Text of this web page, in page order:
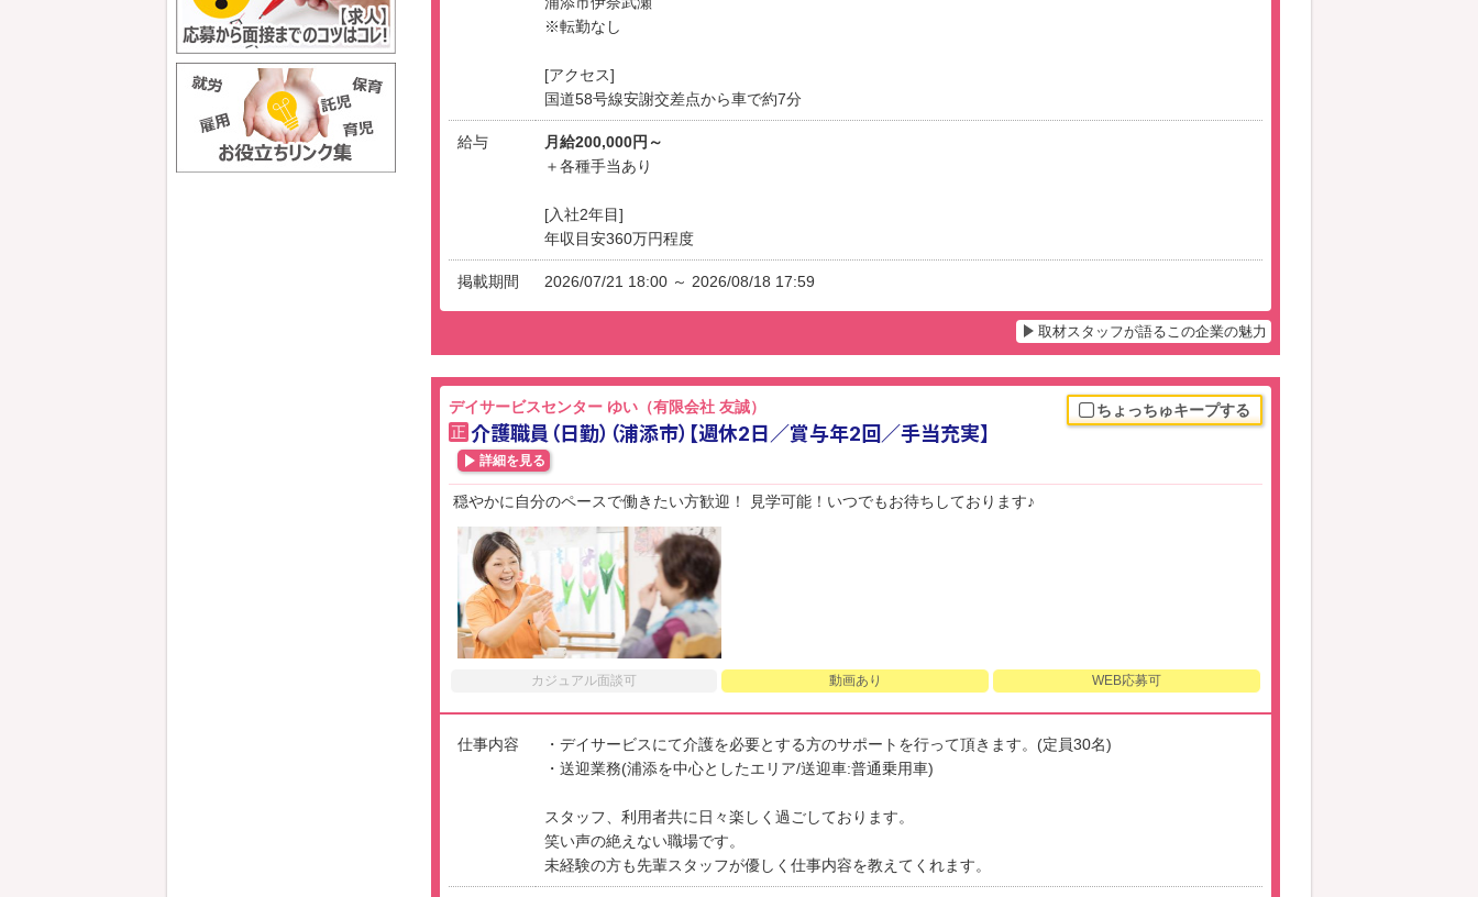
※転勤なし
[アクセス]
国道58号線安謝交差点から車で約7分
給与
月給200,000円～
＋各種手当あり
[入社2年目]
年収目安360万円程度
掲載期間 2026/07/21 18:00 ～ 2026/08/18 17:59
取材スタッフが語るこの企業の魅力
ちょっちゅキープする
デイサービスセンター ゆい（有限会社 友誠）
正 介護職員（日勤）（浦添市）【週休2日／賞与年2回／手当充実】
詳細を見る
穏やかに自分のペースで働きたい方歓迎！ 見学可能！いつでもお待ちしております♪
カジュアル面談可 動画あり WEB応募可
仕事内容
・デイサービスにて介護を必要とする方のサポートを行って頂きます。(定員30名)
・送迎業務(浦添を中心としたエリア/送迎車:普通乗用車)
スタッフ、利用者共に日々楽しく過ごしております。
笑い声の絶えない職場です。
未経験の方も先輩スタッフが優しく仕事内容を教えてくれます。